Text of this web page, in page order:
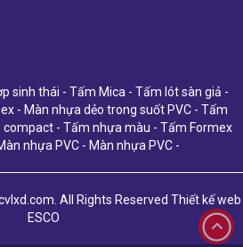
sinh thái - Tấm Mica- Tấm lót sàn giả -
- Màn nhựa dẻo trong suốt PVC- Tấm
compact- Tấm nhựa màu - Tấm Formex
nhựa PVC - Màn nhựa PVC -
All Rights Reserved Thiết kế web
ESCO